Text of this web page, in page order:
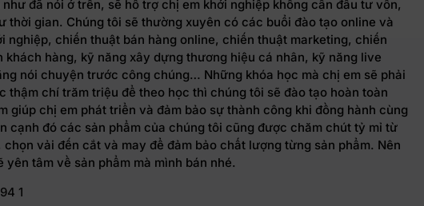
đã nói ở trên, sẽ hỗ trợ chị em khởi nghiệp không cần đầu tư vốn,
thời gian. Chúng tôi sẽ thường xuyên có các buổi đào tạo online và
nghiệp, chiến thuật bán hàng online, chiến thuật marketing, chiến
khách hàng, kỹ năng xây dựng thương hiệu cá nhân, kỹ năng live
nói chuyện trước công chúng… Những khóa học mà chị em sẽ phải
thậm chí trăm triệu để theo học thì chúng tôi sẽ đào tạo hoàn toàn
giúp chị em phát triển và đảm bảo sự thành công khi đồng hành cùng
cạnh đó các sản phẩm của chúng tôi cũng được chăm chút tỷ mỉ từ
chọn vải đến cắt và may để đảm bảo chất lượng từng sản phẩm. Nên
yên tâm về sản phẩm mà mình bán nhé.